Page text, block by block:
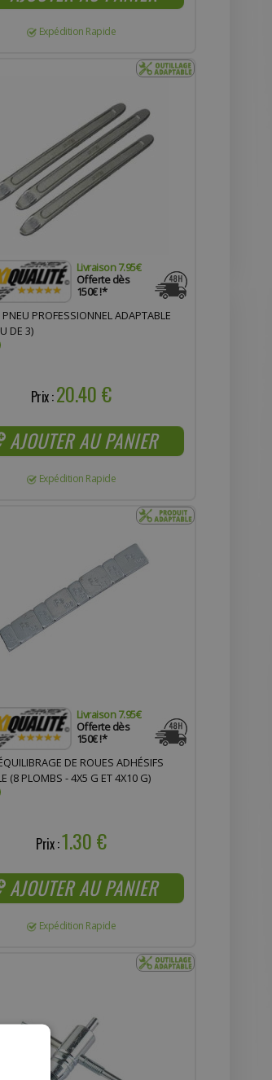
Expédition Rapide
Livraison 7.95€
Offerte dès
150€ !*
PROFESSIONNEL ADAPTABLE
DE 3)
Prix :20.40 €
AJOUTER AU PANIER
Expédition Rapide
Livraison 7.95€
Offerte dès
150€ !*
DE ROUES ADHÉSIFS
(8 PLOMBS - 4X5 G ET 4X10 G)
Prix :1.30 €
AJOUTER AU PANIER
Expédition Rapide